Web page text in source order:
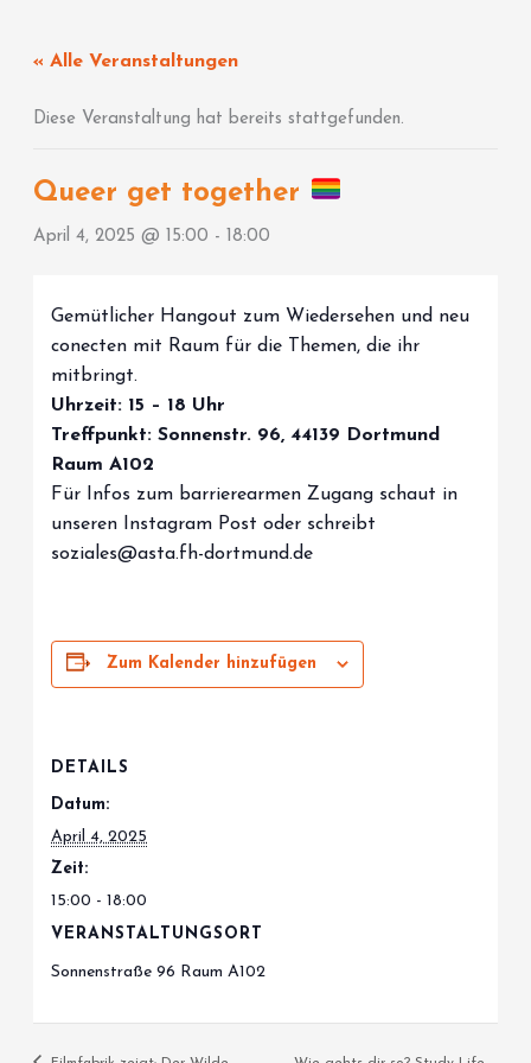
springen« Alle Veranstaltungen
Diese Veranstaltung hat bereits stattgefunden.
Queer get together
April 4, 2025 @ 15:00 - 18:00
Gemütlicher Hangout zum Wiedersehen und neu
conecten mit Raum für die Themen, die ihr
mitbringt.
Uhrzeit: 15 – 18 Uhr
Treffpunkt: Sonnenstr. 96, 44139 Dortmund
Raum A102
Für Infos zum barrierearmen Zugang schaut in
unseren Instagram Post oder schreibt
soziales@asta.fh-dortmund.de
Zum Kalender hinzufügen
DETAILS
Datum:
April 4, 2025
Zeit:
15:00 - 18:00
VERANSTALTUNGSORT
Sonnenstraße 96 Raum A102